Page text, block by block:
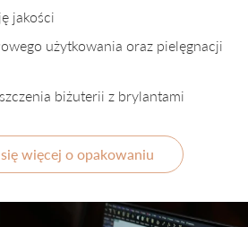
jakości
użytkowania oraz pielęgnacji
biżuterii z brylantami
więcej o opakowaniu